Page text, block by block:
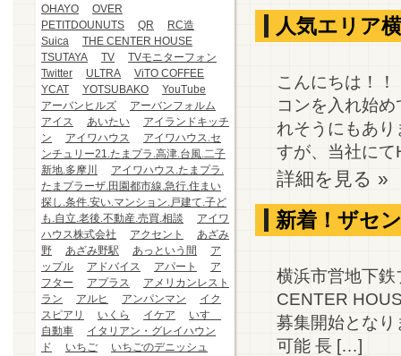
OHAYO
OVER
PETITDOUNUTS
QR
RC造
Suica
THE CENTER HOUSE
TSUTAYA
TV
TVモニターフォン
Twitter
ULTRA
ViTO COFFEE
YCAT
YOTSUBAKO
YouTube
アーバンヒルズ
アーバンフォルム
アイス
あいたい
アイランドキッチ
ン
アイワハウス
アイワハウス.セ
ンチュリー21.たまプラ.高津.台風.二子
新地.多摩川
アイワハウス.たまプラ.
たまプラーザ.田園都市線.急行.住まい
探し.条件.安い.マンション.戸建て.子ど
も.自立.老後.不動産.売買.相談
アイワ
ハウス株式会社
アクセント
あざみ
野
あざみ野駅 あっという間
ア
ップル
アドバイス アパート
ア
フター
アプラス
アメリカンレスト
ラン
アルヒ アンパンマン
イク
スピアリ
いくら イケア
いすゞ
自動車
イタリアン・グレイハウン
ド
いちご
いちごのデニッシュ
人気エリア
こんにちは！
コンを入れ始
れそうにもあ
すが、当社に
詳細を見る »
新着！ザセ
横浜市営地下
CENTER
募集開始とな
可能 長 […]